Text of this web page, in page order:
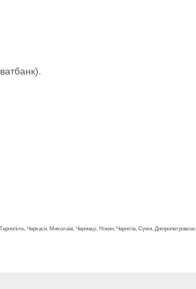
Черкаси, Миколаїв, Чернівці, Ніжин, Чернігів, Суми,